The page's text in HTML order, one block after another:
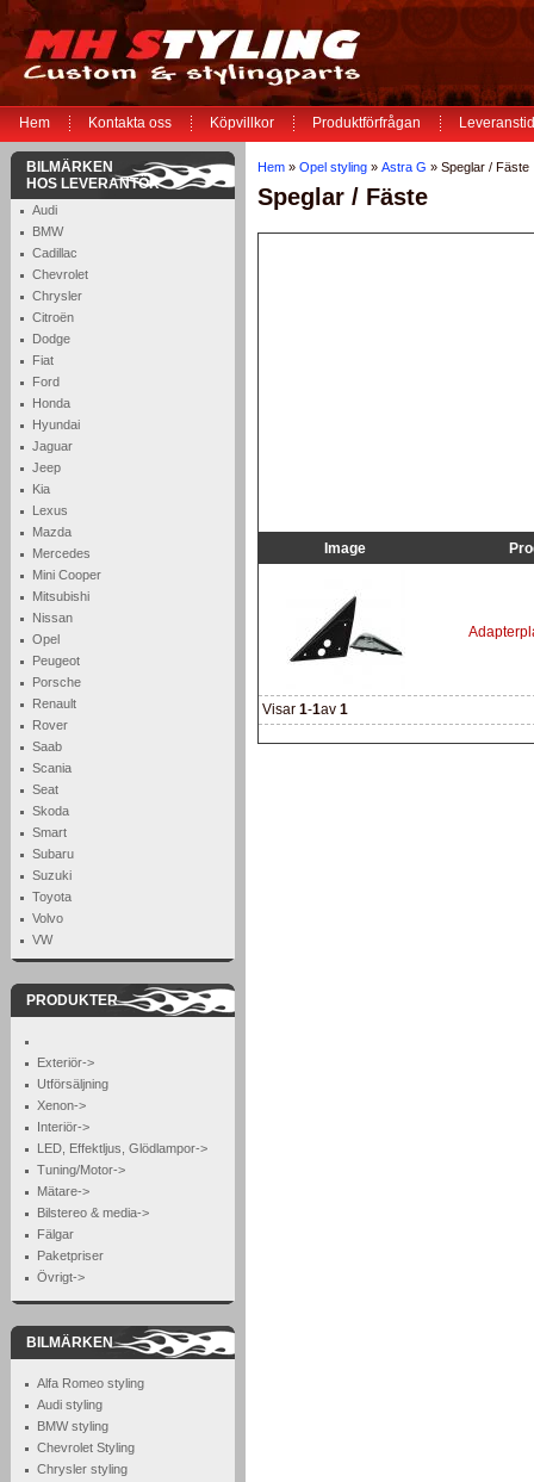
Hem Kontakta oss Köpvillkor Produktförfrågan
BILMÄRKEN
HOS LEVERANTÖR
Audi
BMW
Cadillac
Chevrolet
Chrysler
Citroën
Dodge
Fiat
Ford
Honda
Hyundai
Jaguar
Jeep
Kia
Lexus
Mazda
Mercedes
Mini Cooper
Mitsubishi
Nissan
Opel
Peugeot
Porsche
Renault
Rover
Saab
Scania
Seat
Skoda
Smart
Subaru
Suzuki
Toyota
Volvo
VW
PRODUKTER
Exteriör->
Utförsäljning
Xenon->
Interiör->
LED, Effektljus, Glödlampor->
Tuning/Motor->
Mätare->
Bilstereo & media->
Fälgar
Paketpriser
Övrigt->
BILMÄRKEN
Alfa Romeo styling
Audi styling
BMW styling
Chevrolet Styling
Chrysler styling
Hem » Opel styling » Astra G » Speglar / Fäste
Speglar / Fäste
Image
Visar 1-1av 1